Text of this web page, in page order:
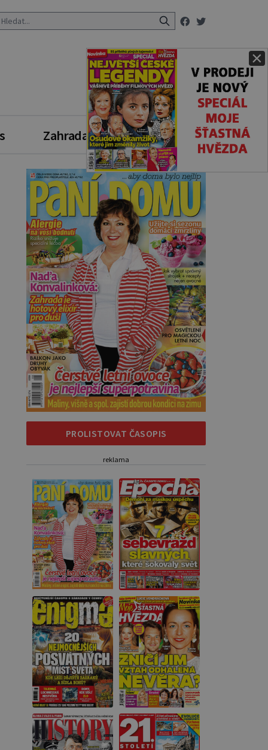
×
Zahrada Zdravý styl
PROLISTOVAT ČASOPIS
reklama